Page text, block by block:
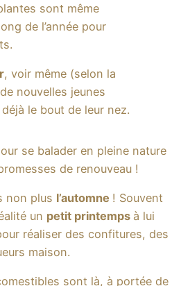
sont même
de l’année pour
, voir même (selon la
nouvelles jeunes
le bout de leur nez.
se balader en pleine nature
de renouveau !
non plus l’automne ! Souvent
un petit printemps à lui
réaliser des confitures, des
maison.
sont là, à portée de